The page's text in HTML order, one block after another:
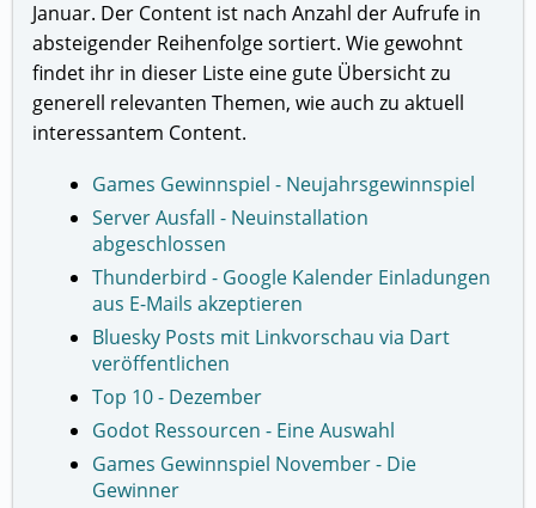
Januar. Der Content ist nach Anzahl der Aufrufe in
absteigender Reihenfolge sortiert. Wie gewohnt
findet ihr in dieser Liste eine gute Übersicht zu
generell relevanten Themen, wie auch zu aktuell
interessantem Content.
Games Gewinnspiel - Neujahrsgewinnspiel
Server Ausfall - Neuinstallation
abgeschlossen
Thunderbird - Google Kalender Einladungen
aus E-Mails akzeptieren
Bluesky Posts mit Linkvorschau via Dart
veröffentlichen
Top 10 - Dezember
Godot Ressourcen - Eine Auswahl
Games Gewinnspiel November - Die
Gewinner